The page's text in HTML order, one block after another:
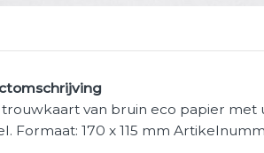
van bruin eco papier met
Formaat: 170 x 115 mm